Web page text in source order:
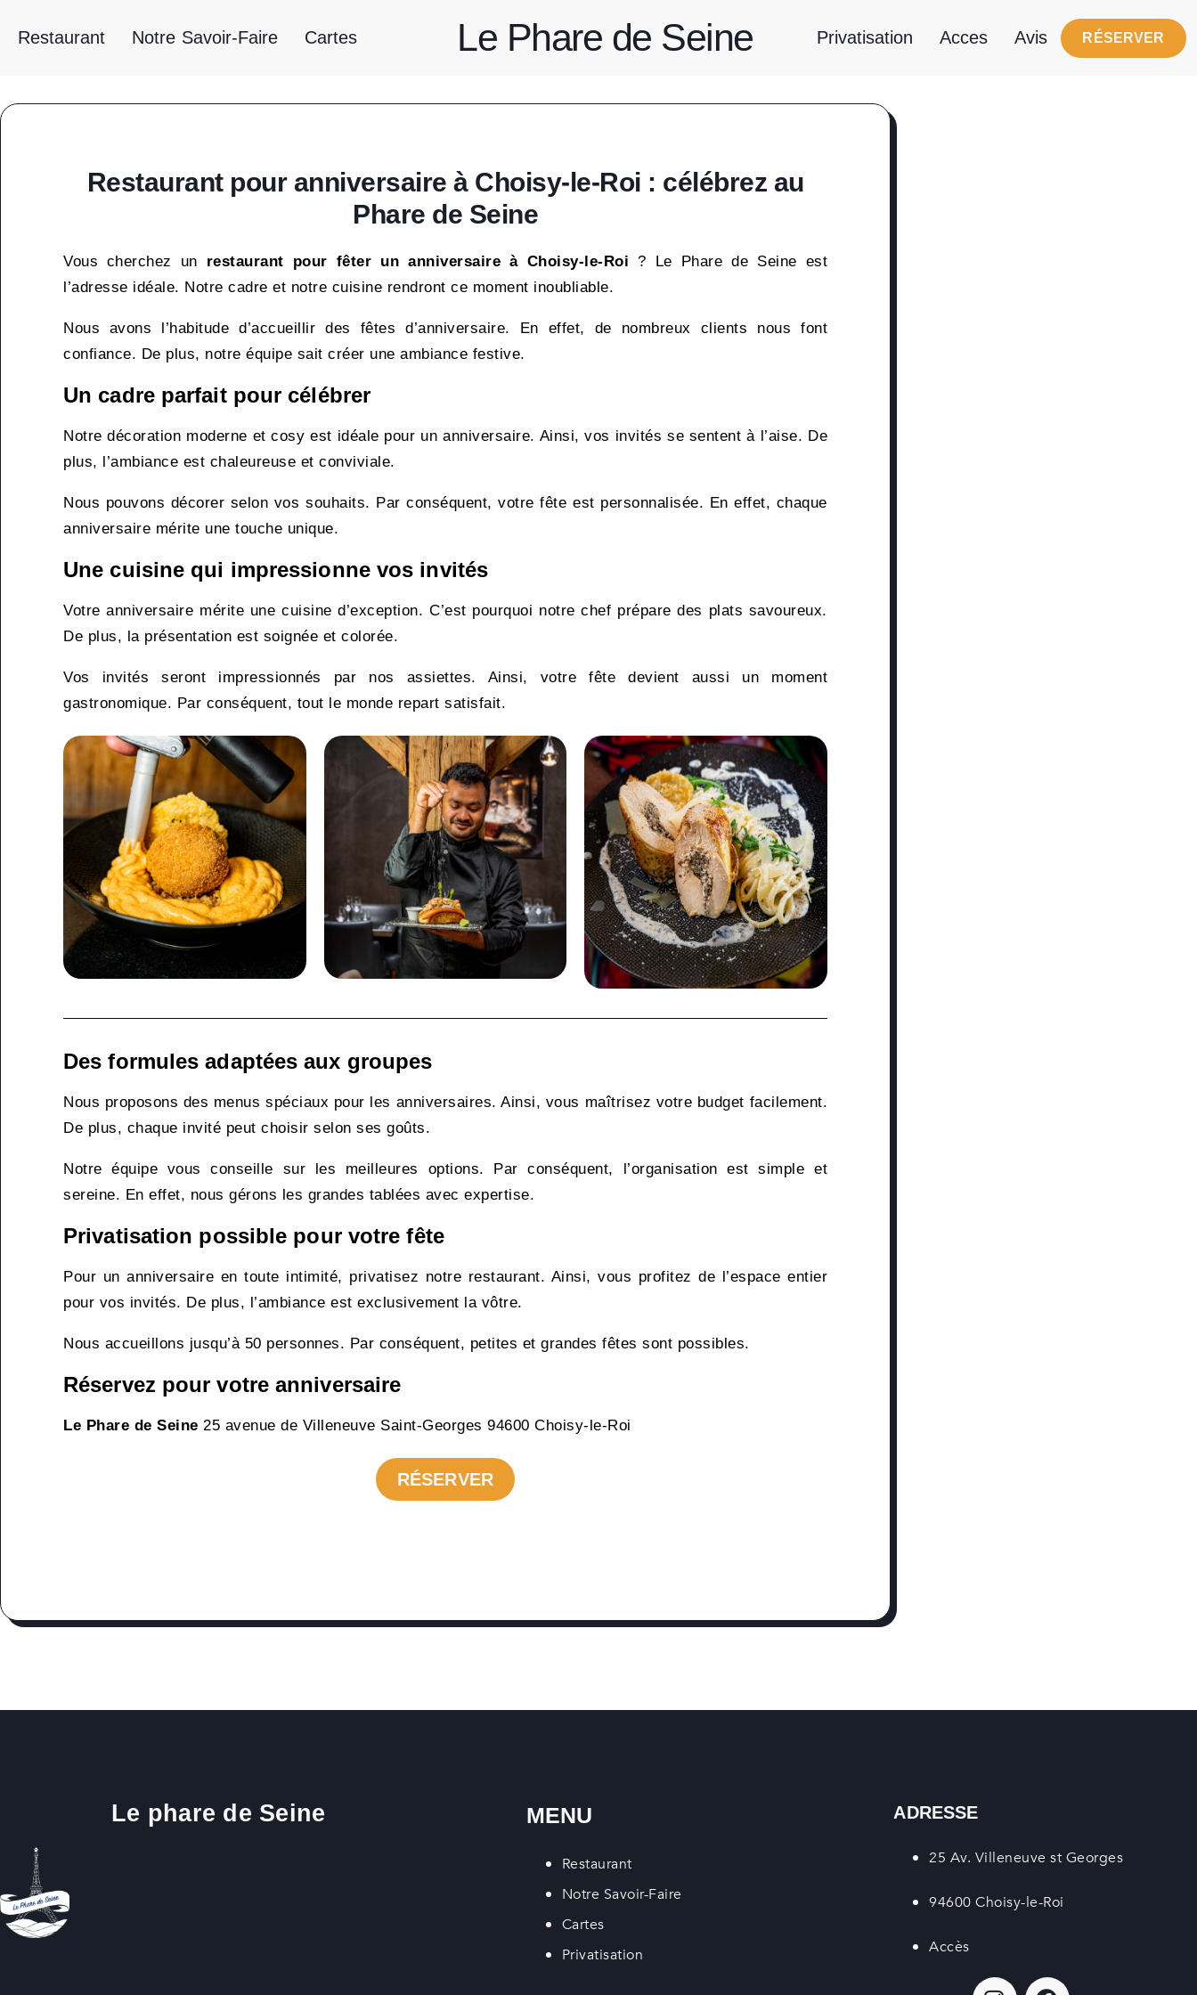
Restaurant Notre Savoir-Faire Cartes Le Phare de Seine Privatisation Acces Avis RÉSERVER
Restaurant pour anniversaire à Choisy-le-Roi : célébrez au
Phare de Seine
Vous cherchez un restaurant pour fêter un anniversaire à Choisy-le-Roi ? Le Phare de Seine est
l’adresse idéale. Notre cadre et notre cuisine rendront ce moment inoubliable.
Nous avons l’habitude d’accueillir des fêtes d’anniversaire. En effet, de nombreux clients nous font
confiance. De plus, notre équipe sait créer une ambiance festive.
Un cadre parfait pour célébrer
Notre décoration moderne et cosy est idéale pour un anniversaire. Ainsi, vos invités se sentent à l’aise. De
plus, l’ambiance est chaleureuse et conviviale.
Nous pouvons décorer selon vos souhaits. Par conséquent, votre fête est personnalisée. En effet, chaque
anniversaire mérite une touche unique.
Une cuisine qui impressionne vos invités
Votre anniversaire mérite une cuisine d’exception. C’est pourquoi notre chef prépare des plats savoureux.
De plus, la présentation est soignée et colorée.
Vos invités seront impressionnés par nos assiettes. Ainsi, votre fête devient aussi un moment
gastronomique. Par conséquent, tout le monde repart satisfait.
Des formules adaptées aux groupes
Nous proposons des menus spéciaux pour les anniversaires. Ainsi, vous maîtrisez votre budget facilement.
De plus, chaque invité peut choisir selon ses goûts.
Notre équipe vous conseille sur les meilleures options. Par conséquent, l’organisation est simple et
sereine. En effet, nous gérons les grandes tablées avec expertise.
Privatisation possible pour votre fête
Pour un anniversaire en toute intimité, privatisez notre restaurant. Ainsi, vous profitez de l’espace entier
pour vos invités. De plus, l’ambiance est exclusivement la vôtre.
Nous accueillons jusqu’à 50 personnes. Par conséquent, petites et grandes fêtes sont possibles.
Réservez pour votre anniversaire
Le Phare de Seine 25 avenue de Villeneuve Saint-Georges 94600 Choisy-le-Roi
RÉSERVER
Le phare de Seine MENU
Restaurant
Notre Savoir-Faire
Cartes
Privatisation
ADRESSE
25 Av. Villeneuve st Georges
94600 Choisy-le-Roi
Accès